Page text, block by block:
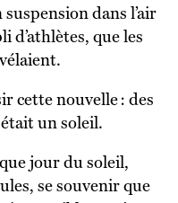
dans l’air
d’athlètes, que les
un soleil.
se souvenir que